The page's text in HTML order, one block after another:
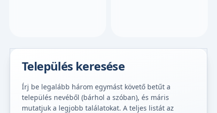
Település keresése
Írj be legalább három egymást követő betűt a
település nevéből (bárhol a szóban), és máris
mutatjuk a legjobb találatokat. A teljes listát az